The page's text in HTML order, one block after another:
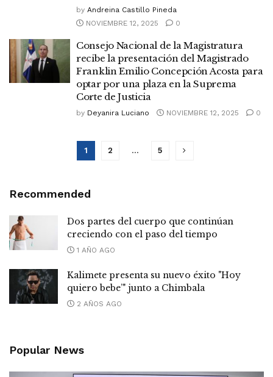
by Andreina Castillo Pineda
NOVIEMBRE 12, 2025
0
Consejo Nacional de la Magistratura
recibe la presentación del Magistrado
Franklin Emilio Concepción Acosta para
optar por una plaza en la Suprema
Corte de Justicia
by Deyanira Luciano NOVIEMBRE 12, 2025 0
1 2 … 5
Recommended
Dos partes del cuerpo que continúan
creciendo con el paso del tiempo
1 AÑO AGO
Kalimete presenta su nuevo éxito "Hoy
quiero bebe’" junto a Chimbala
2 AÑOS AGO
Popular News